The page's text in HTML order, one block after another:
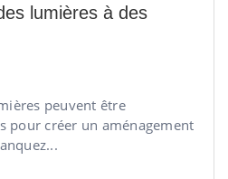
lumières à des
peuvent être
pour créer un aménagement